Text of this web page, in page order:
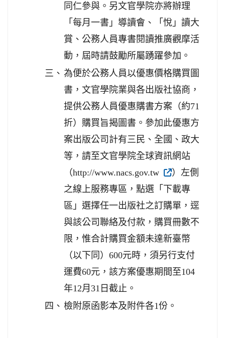
同仁參與。另文官學院亦將辦理
「每月一書」導讀會、「悅」讀大
賞、公務人員專書閱讀推廣觀摩活
動，屆時請鼓勵所屬踴躍參加。
三、 為便於公務人員以優惠價格購買圖
書，文官學院業與各出版社協商，
提供公務人員優惠購書方案（約71
折）購買旨揭圖書。參加此優惠方
案出版公司計有三民、全國、政大
等，請至文官學院全球資訊網站
（http://www.nacs.gov.tw
）左側
之線上服務專區，點選「下載專
區」選擇任一出版社之訂購單，逕
與該公司聯絡及付款，購買冊數不
限，惟合計購買金額未達新臺幣
（以下同）600元時，須另行支付
運費60元，該方案優惠期間至104
年12月31日截止。
四、 檢附原函影本及附件各1份。